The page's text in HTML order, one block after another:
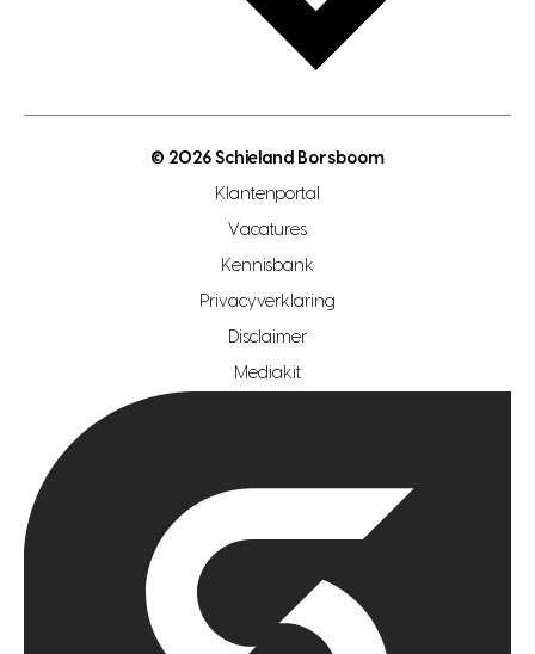
gratis zoekprofiel aanmaken
open woningwaarde dag
makelaar regio zoetermeer
hypotheekshop regio den haag
hypotheekshop regio rotterdam
© 2026 Schieland Borsboom
Klantenportal
Vacatures
Kennisbank
Privacyverklaring
Disclaimer
Mediakit